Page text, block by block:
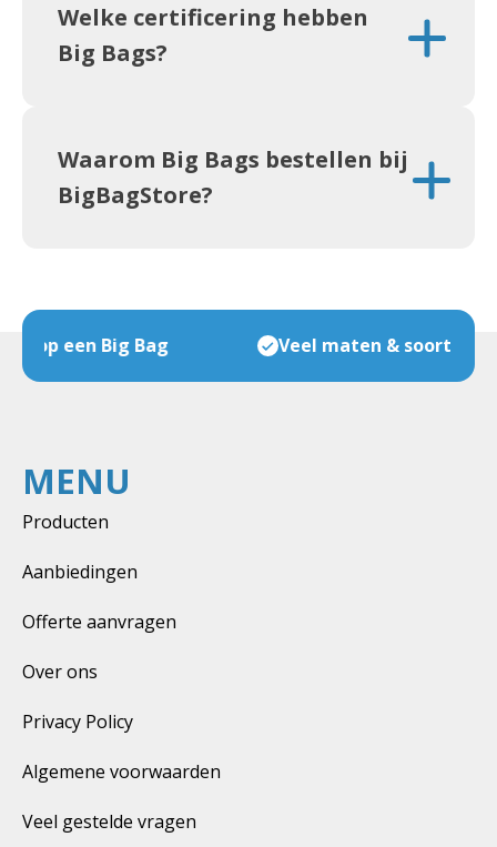
Welke certificering hebben
Big Bags?
Waarom Big Bags bestellen bij
BigBagStore?
Veel maten & soorten op voorraad
MENU
Producten
Aanbiedingen
Offerte aanvragen
Over ons
Privacy Policy
Algemene voorwaarden
Veel gestelde vragen